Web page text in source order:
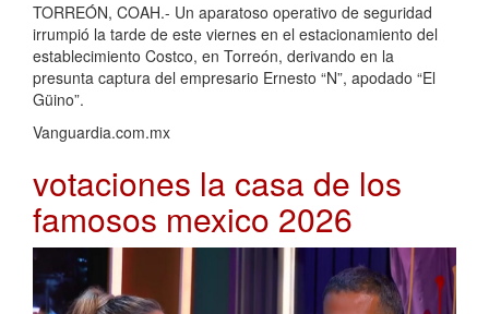
TORREÓN, COAH.- Un aparatoso operativo de seguridad
irrumpió la tarde de este viernes en el estacionamiento del
establecimiento Costco, en Torreón, derivando en la
presunta captura del empresario Ernesto “N”, apodado “El
Güino”.
Vanguardia.com.mx
votaciones la casa de los
famosos mexico 2026